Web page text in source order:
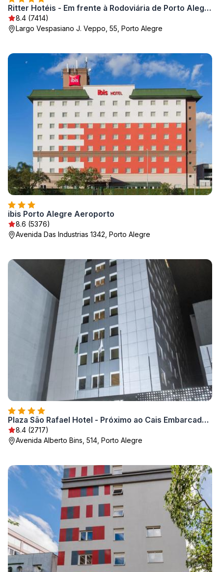
Ritter Hotéis - Em frente à Rodoviária de Porto Alegre
8.4 (7414)
Largo Vespasiano J. Veppo, 55, Porto Alegre
ibis Porto Alegre Aeroporto
8.6 (5376)
Avenida Das Industrias 1342, Porto Alegre
Plaza São Rafael Hotel - Próximo ao Cais Embarcadero e Hosp Santa Casa
8.4 (2717)
Avenida Alberto Bins, 514, Porto Alegre